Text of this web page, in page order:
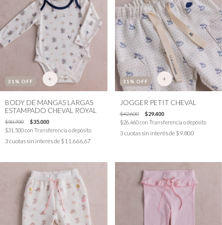
31 % OFF +
BODY DE MANGAS LARGAS
ESTAMPADO CHEVAL ROYAL
$50.700
$35.000
$31.500con Transferencia o depósito
3 cuotas sin interés de $11.666,67
31 % OFF +
JOGGER PETIT CHEVAL
$42.600
$29.400
$26.460con Transferencia o depósito
3 cuotas sin interés de $9.800